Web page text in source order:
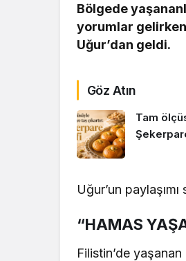
Bölgede
yorumlar
Uğur’dan geldi.
Göz Atın
Tam
Uğur’un
“HAMAS
Filistin’de